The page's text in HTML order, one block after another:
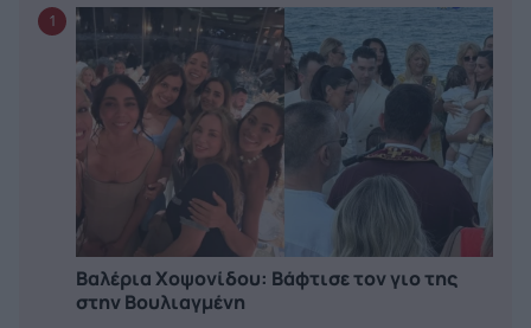
1
Βαλέρια Χοψονίδου: Bάφτισε τον γιο της
στην Βουλιαγμένη